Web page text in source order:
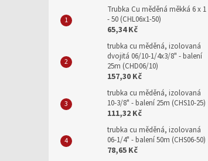
Trubka Cu měděná měkká 6 x 1
- 50 (CHL06x1-50)
65,34 Kč
trubka cu měděná, izolovaná
dvojitá 06/10-1/4x3/8" - balení
25m (CHD06/10)
157,30 Kč
trubka cu měděná, izolovaná
10-3/8" - balení 25m (CHS10-25)
111,32 Kč
trubka cu měděná, izolovaná
06-1/4" - balení 50m (CHS06-50)
78,65 Kč